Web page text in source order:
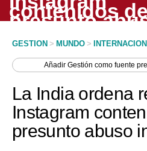
Peru Quiosco
Economía
Mercados
GESTION > MUNDO >
AñadirGestión como fuente
La India ordena
Instagram
presunto abuso